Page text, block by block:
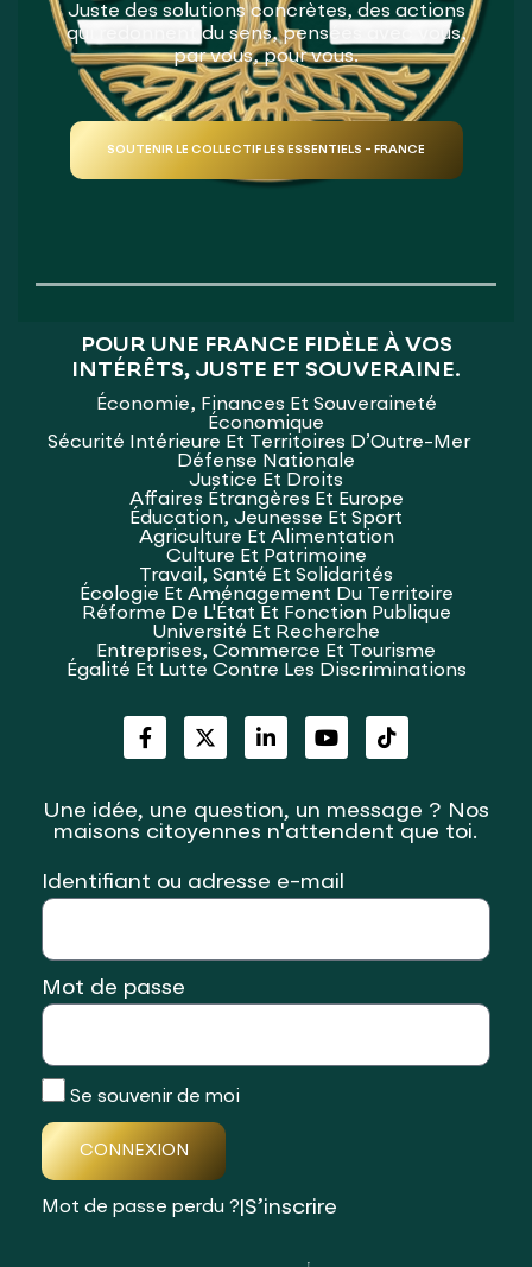
Juste des solutions concrètes, des actions
qui redonnent du sens, pensées avec vous,
par vous, pour vous.
SOUTENIR LE COLLECTIF LES ESSENTIELS - FRANCE
POUR UNE FRANCE FIDÈLE À VOS
INTÉRÊTS, JUSTE ET SOUVERAINE.
Économie, Finances Et Souveraineté
Économique
Sécurité Intérieure Et Territoires D’Outre-Mer
Défense Nationale
Justice Et Droits
Affaires Étrangères Et Europe
Éducation, Jeunesse Et Sport
Agriculture Et Alimentation
Culture Et Patrimoine
Travail, Santé Et Solidarités
Écologie Et Aménagement Du Territoire
Réforme De L'État Et Fonction Publique
Université Et Recherche
Entreprises, Commerce Et Tourisme
Égalité Et Lutte Contre Les Discriminations
Une idée, une question, un message ? Nos
maisons citoyennes n'attendent que toi.
Identifiant ou adresse e-mail
Mot de passe
Se souvenir de moi
CONNEXION
Mot de passe perdu ? S’inscrire